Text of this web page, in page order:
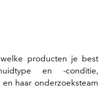
producten je best
en -conditie,
haar onderzoeksteam